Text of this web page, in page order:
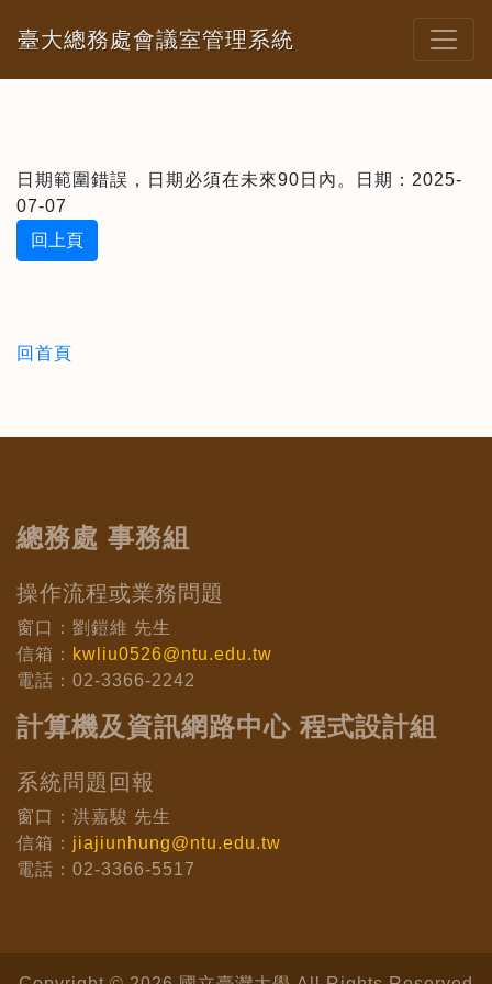
臺大總務處會議室管理系統
日期範圍錯誤，日期必須在未來90日內。日期：2025-
07-07
回上頁
回首頁
總務處 事務組
操作流程或業務問題
窗口：劉鎧維 先生
信箱： kwliu0526@ntu.edu.tw
電話：02-3366-2242
計算機及資訊網路中心 程式設計組
系統問題回報
窗口：洪嘉駿 先生
信箱： jiajiunhung@ntu.edu.tw
電話：02-3366-5517